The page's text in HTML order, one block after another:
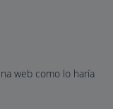
web como lo haría